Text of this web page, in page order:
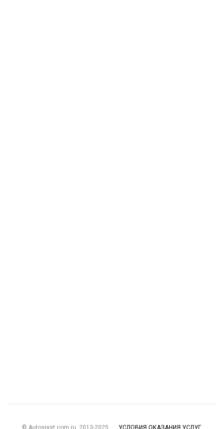
© Autosport.com.ru, 2013-2025 УСЛОВИЯ ОКАЗАНИЯ УСЛУГ